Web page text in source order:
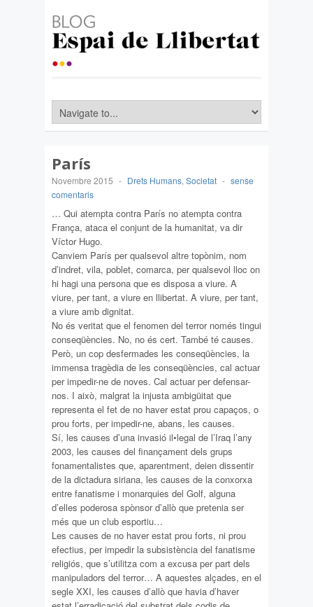
París
Novembre 2015 - Drets Humans, Societat - sense
comentaris
… Qui atempta contra París no atempta contra
França, ataca el conjunt de la humanitat, va dir
Víctor Hugo.
Canviem París per qualsevol altre topònim, nom
d’indret, vila, poblet, comarca, per qualsevol lloc on
hi hagi una persona que es disposa a viure. A
viure, per tant, a viure en llibertat. A viure, per tant,
a viure amb dignitat.
No és veritat que el fenomen del terror només tingui
conseqüències. No, no és cert. També té causes.
Però, un cop desfermades les conseqüències, la
immensa tragèdia de les conseqüències, cal actuar
per impedir-ne de noves. Cal actuar per defensar-
nos. I això, malgrat la injusta ambigüitat que
representa el fet de no haver estat prou capaços, o
prou forts, per impedir-ne, abans, les causes.
Sí, les causes d’una invasió il•legal de l’Iraq l’any
2003, les causes del finançament dels grups
fonamentalistes que, aparentment, deien dissentir
de la dictadura siriana, les causes de la conxorxa
entre fanatisme i monarquies del Golf, alguna
d’elles poderosa spònsor d’allò que pretenia ser
més que un club esportiu…
Les causes de no haver estat prou forts, ni prou
efectius, per impedir la subsistència del fanatisme
religiós, que s’utilitza com a excusa per part dels
manipuladors del terror… A aquestes alçades, en el
segle XXI, les causes d’allò que havia d’haver